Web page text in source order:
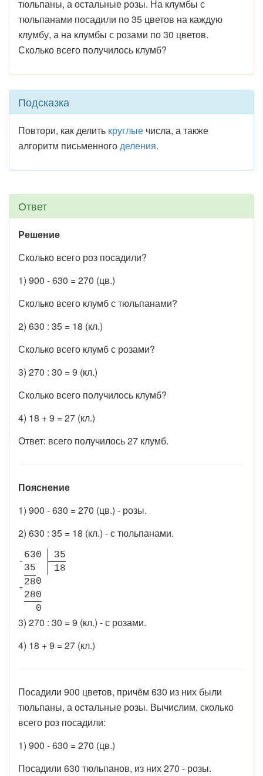
тюльпаны, а остальные розы. На клумбы с
тюльпанами посадили по 35 цветов на каждую
клумбу, а на клумбы с розами по 30 цветов.
Сколько всего получилось клумб?
Подсказка
Повтори, как делить круглые числа, а также
алгоритм письменногоделения.
Ответ
Решение
Сколько всего роз посадили?
1) 900 - 630 = 270 (цв.)
Сколько всего клумб с тюльпанами?
2) 630 : 35 = 18 (кл.)
Сколько всего клумб с розами?
3) 270 : 30 = 9 (кл.)
Сколько всего получилось клумб?
4) 18 + 9 = 27 (кл.)
Ответ: всего получилось 27 клумб.
Пояснение
1) 900 - 630 = 270 (цв.) - розы.
2) 630 : 35 = 18 (кл.) - с тюльпанами.
-
630 35
35 18
-
280
280
0
3) 270 : 30 = 9 (кл.) - с розами.
4) 18 + 9 = 27 (кл.)
Посадили 900 цветов, причём 630 из них были
тюльпаны, а остальные розы. Вычислим, сколько
всего роз посадили:
1) 900 - 630 = 270 (цв.)
Посадили 630 тюльпанов, из них 270 - розы.